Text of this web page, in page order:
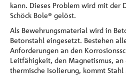
kann. Dieses Problem wird mit der
Schöck Bole® gelöst.
Als Bewehrungsmaterial wird in
Betonstahl eingesetzt. Bestehen
Anforderungen an den
Leitfähigkeit, den Magnetismus,
thermische Isolierung, kommt Stahl